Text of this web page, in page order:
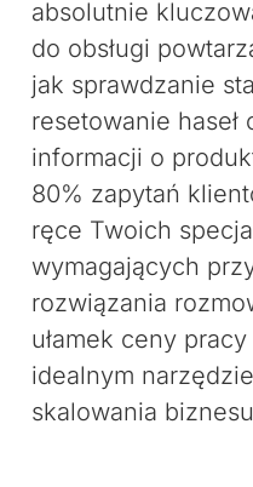
absolutnie
do obsługi
jak sprawdzanie
resetowanie haseł
informacji o
80% zapytań
ręce Twoich
wymagających
rozwiązania
ułamek ceny
idealnym
skalowania